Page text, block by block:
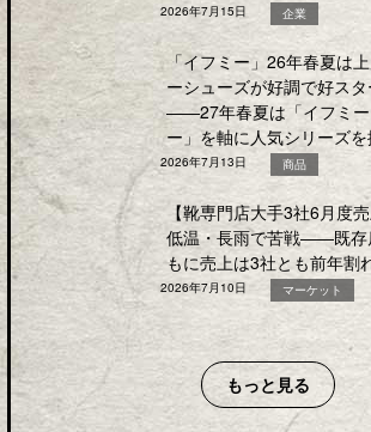
2026年7月15日 企業
「イフミー」26年春夏は
ーシューズが好調で好ス
――27年春夏は「イフミー
ー」を軸に人気シリーズ
2026年7月13日 商品
【靴専門店大手3社6月度
低温・長雨で苦戦――既存
もに売上は3社とも前年割
2026年7月10日 マーケット
もっと見る